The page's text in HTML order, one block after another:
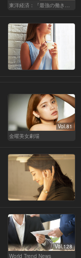
東洋経済：『最強の働き方』『一流の育て方』
Vol.81
金曜美女劇場
Vol.128
World Trend News